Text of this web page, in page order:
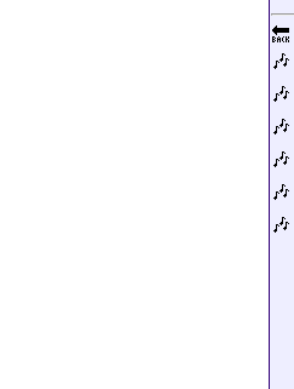
🔙
🎶
🎶
🎶
🎶
🎶
🎶